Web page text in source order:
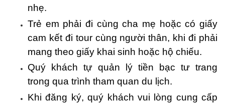
nhẹ.
Trẻ em phải đi cùng cha mẹ hoặc có giấy
cam kết đi tour cùng người thân, khi đi phải
mang theo giấy khai sinh hoặc hộ chiếu.
Quý khách tự quản lý tiền bạc tư trang
trong qua trình tham quan du lịch.
Khi đăng ký, quý khách vui lòng cung cấp